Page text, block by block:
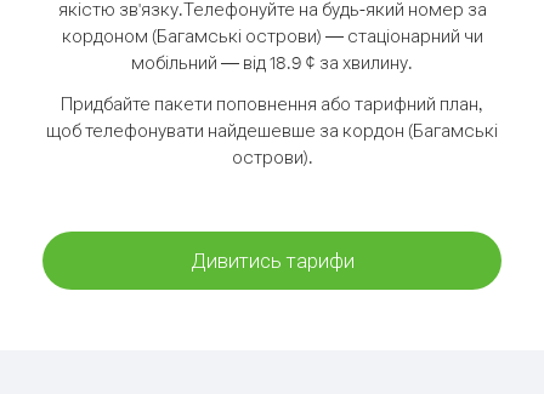
якістю зв'язку.Телефонуйте на будь-який номер за
кордоном (Багамські острови) — стаціонарний чи
мобільний — від 18.9 ¢ за хвилину.
Придбайте пакети поповнення або тарифний план,
щоб телефонувати найдешевше за кордон (Багамські
острови).
Дивитись тарифи